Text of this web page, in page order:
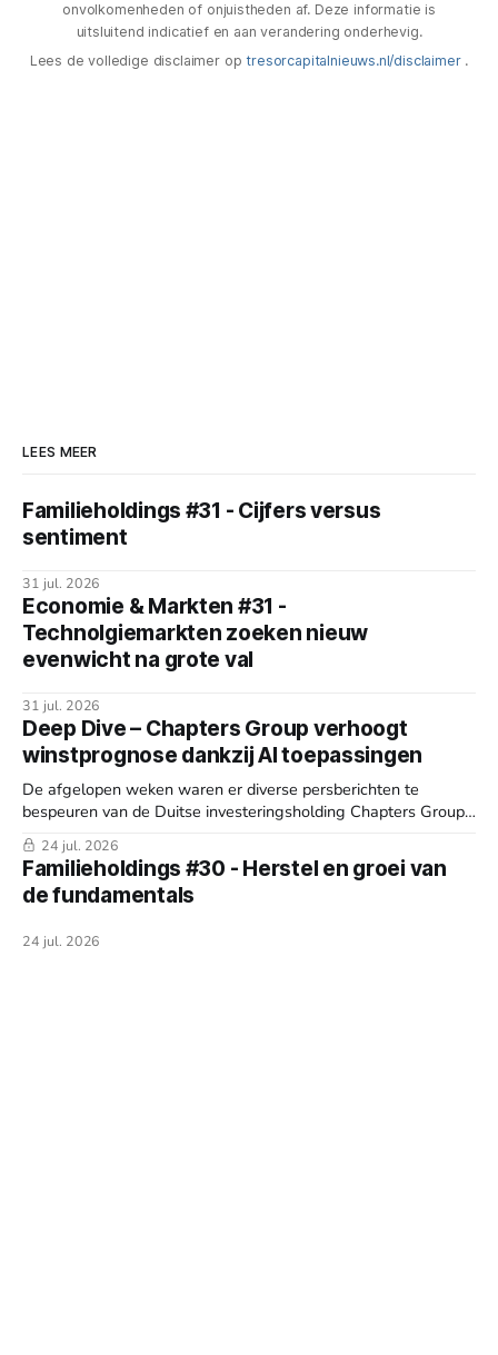
onvolkomenheden of onjuistheden af. Deze informatie is
uitsluitend indicatief en aan verandering onderhevig.
Lees de volledige disclaimer optresorcapitalnieuws.nl/disclaimer .
LEES MEER
Familieholdings #31 - Cijfers versus
sentiment
31 jul. 2026
Economie & Markten #31 -
Technolgiemarkten zoeken nieuw
evenwicht na grote val
31 jul. 2026
Deep Dive – Chapters Group verhoogt
winstprognose dankzij AI toepassingen
De afgelopen weken waren er diverse persberichten te
bespeuren van de Duitse investeringsholding Chapters Group
(Frankfurt: CHG). Bovendien organiseerde de serial acquirer
een Capital Markets Day (CMD) en de Algemene Vergadering
van Aandeelhouders (AVA). Reden genoeg om weer deze
week wat dieper te duiken in het bedrijf.
24 jul. 2026
Familieholdings #30 - Herstel en groei van
de fundamentals
24 jul. 2026